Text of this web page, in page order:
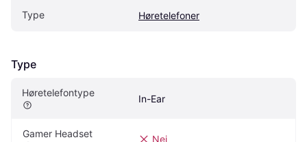
Type Høretelefoner
Type
Høretelefontype
In-Ear
Gamer Headset Nej